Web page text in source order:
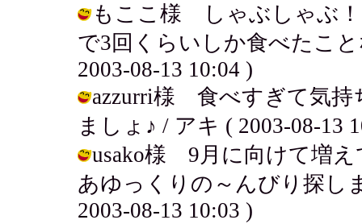
もここ様 しゃぶしゃぶ！
で3回くらいしか食べたこ
2003-08-13 10:04 )
azzurri様 食べすぎて気持
ましょ♪ / アキ ( 2003-08-13
usako様 9月に向けて増
あゆっくりの～んびり探し
2003-08-13 10:03 )